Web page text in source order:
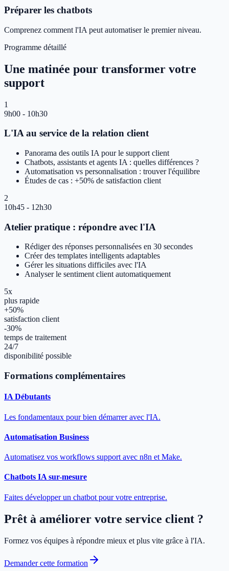
Préparer les chatbots
Comprenez comment l'IA peut automatiser le premier niveau.
Programme détaillé
Une matinée pour transformer votre
support
1
9h00 - 10h30
L'IA au service de la relation client
Panorama des outils IA pour le support client
Chatbots, assistants et agents IA : quelles différences ?
Automatisation vs personnalisation : trouver l'équilibre
Études de cas : +50% de satisfaction client
2
10h45 - 12h30
Atelier pratique : répondre avec l'IA
Rédiger des réponses personnalisées en 30 secondes
Créer des templates intelligents adaptables
Gérer les situations difficiles avec l'IA
Analyser le sentiment client automatiquement
5x
plus rapide
+50%
satisfaction client
-30%
temps de traitement
24/7
disponibilité possible
Formations complémentaires
IA Débutants
Les fondamentaux pour bien démarrer avec l'IA.
Automatisation Business
Automatisez vos workflows support avec n8n et Make.
Chatbots IA sur-mesure
Faites développer un chatbot pour votre entreprise.
Prêt à améliorer votre service client ?
Formez vos équipes à répondre mieux et plus vite grâce à l'IA.
Demander cette formation